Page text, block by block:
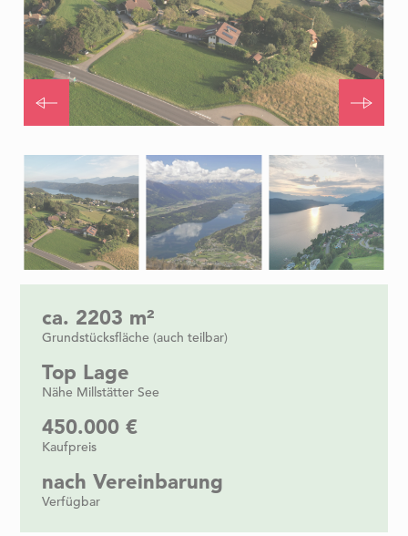
of
4
ca. 2203 m²
Grundstücksfläche (auch teilbar)
Top Lage
Nähe Millstätter See
450.000 €
Kaufpreis
nach Vereinbarung
Verfügbar